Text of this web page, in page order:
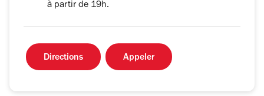
à partir de 19h.
Directions Appeler